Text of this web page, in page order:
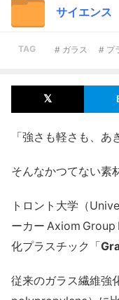
サイエンス
TAG # ガラス # プ
「強さも軽さも、あ
そんなかつてない素
トロント大学（
ーカー Axiom Group
化プラスチック「
従来のガラス繊維強